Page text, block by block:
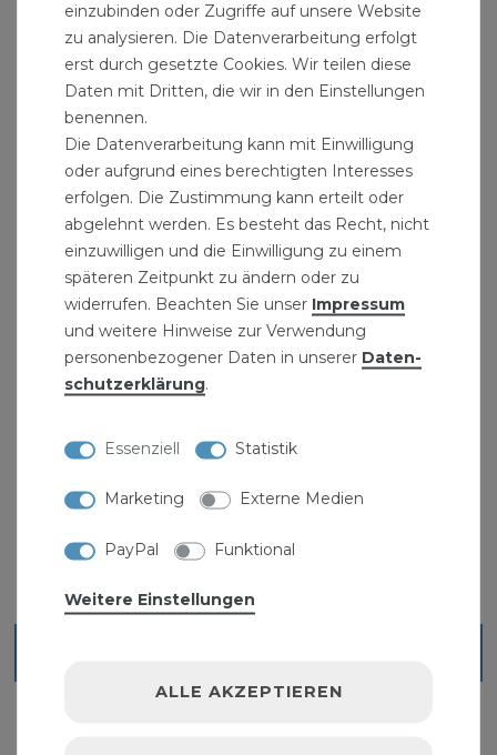
Prüfzwecke vorgesehen. Das Set beinhaltet 10
blaue Baustopfen für Kaltwasserleitungen sowie
10 rote Baustopfen für Warmwasserleitungen,
eine klare farbliche Kennzeichnung, die die
Arbeit auf der Baustelle erleichtert und
Verwechslungen verhindert. Jeder Baustopfen
ist mit einer integrierten Dichtung ausgestattet
und lässt sich durch den Innen? und
Außensechskant besonders montagesicher,
schnell und werkzeugfreundlich einsetzen und
wieder entfernen. Die schlanke Bauform sorgt
dafür, dass die Stopfen auch in engen
Einbausituationen problemlos eingesetzt
einzubinden oder Zugriffe auf unsere Website
zu analysieren. Die Datenverarbeitung erfolgt
erst durch gesetzte Cookies. Wir teilen diese
Daten mit Dritten, die wir in den Einstellungen
benennen.
Die Datenverarbeitung kann mit Einwilligung
oder aufgrund eines berechtigten Interesses
erfolgen. Die Zustimmung kann erteilt oder
abgelehnt werden. Es besteht das Recht, nicht
einzuwilligen und die Einwilligung zu einem
späteren Zeitpunkt zu ändern oder zu
widerrufen. Beachten Sie unser Impressum
und weitere Hinweise zur Verwendung
personenbezogener Daten in unserer Daten­
schutz­erklärung.
Essenziell Statistik
Marketing Externe Medien
PayPal Funktional
Weitere Einstellungen
ALLE AKZEPTIEREN